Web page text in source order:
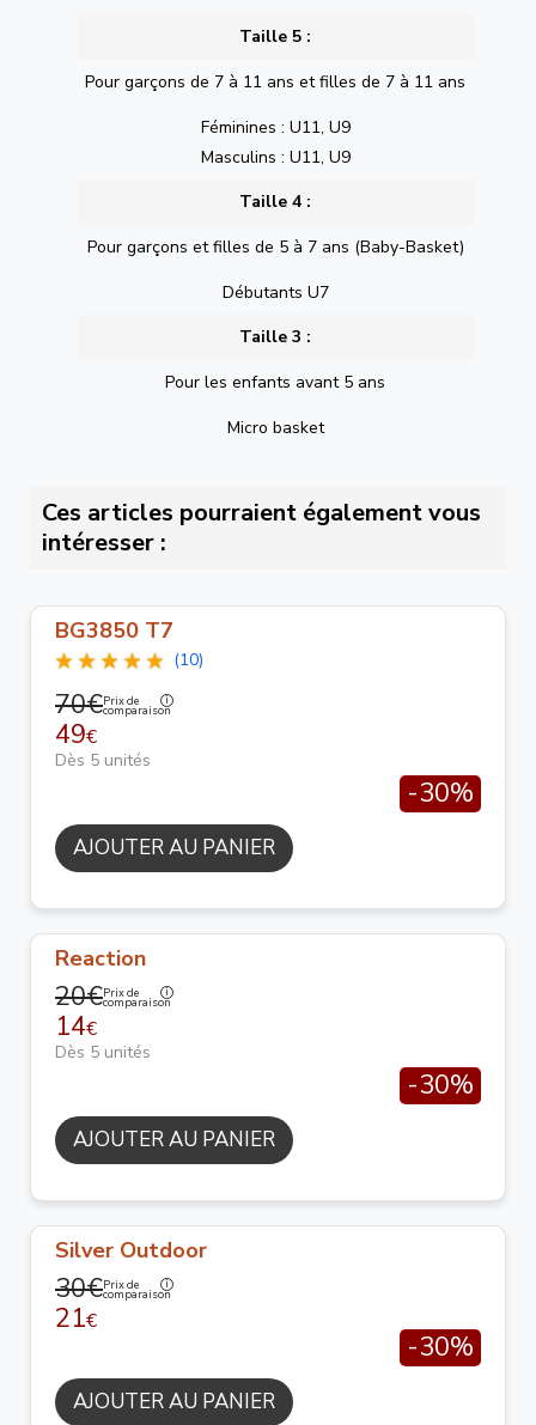
Taille 5 :
Pour garçons de 7 à 11 ans et filles de 7 à 11 ans
Féminines : U11, U9
Masculins : U11, U9
Taille 4 :
Pour garçons et filles de 5 à 7 ans (Baby-Basket)
Débutants U7
Taille 3 :
Pour les enfants avant 5 ans
Micro basket
Ces articles pourraient également vous
intéresser :
BG3850 T7
(10)
70€Prix de
comparaison
49€
Dès 5 unités
-30%
AJOUTER AU PANIER
Reaction
20€Prix de
comparaison
14€
Dès 5 unités
-30%
AJOUTER AU PANIER
Silver Outdoor
30€Prix de
comparaison
21€
-30%
AJOUTER AU PANIER